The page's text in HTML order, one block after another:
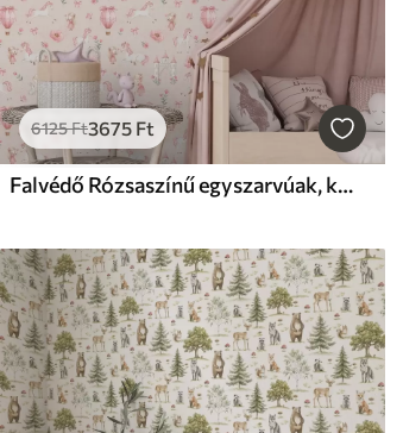
6125Ft3675 Ft
Falvédő Rózsaszínű egyszarvúak, kislányok és egy kastély puha háttér előtt